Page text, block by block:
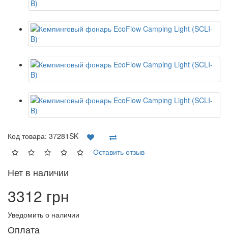
Код товара: 37281SK
Оставить отзыв
Нет в наличии
3312 грн
Уведомить о наличии
Оплата